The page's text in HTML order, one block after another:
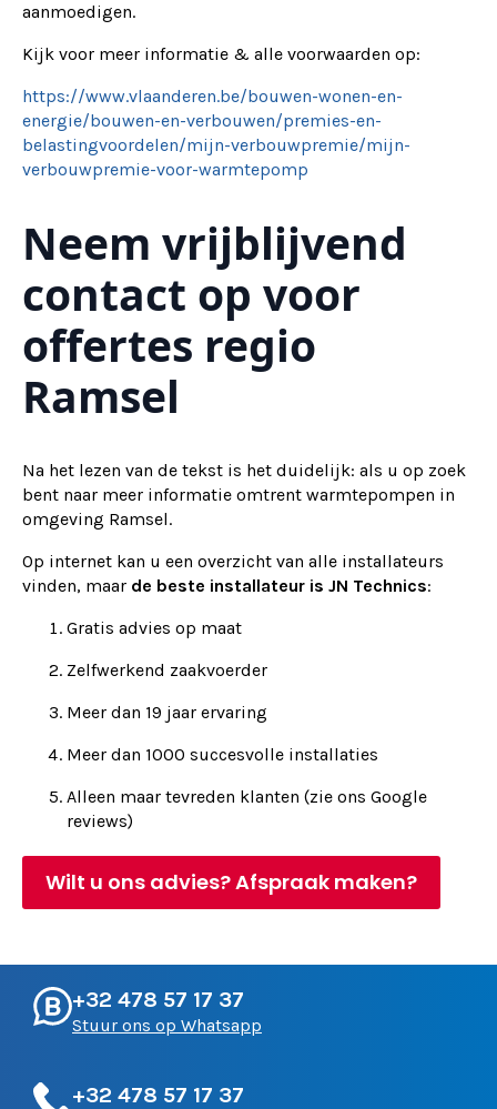
aanmoedigen.
Kijk voor meer informatie & alle voorwaarden op:
https://www.vlaanderen.be/bouwen-wonen-en-
energie/bouwen-en-verbouwen/premies-en-
belastingvoordelen/mijn-verbouwpremie/mijn-
verbouwpremie-voor-warmtepomp
Neem vrijblijvend
contact op voor
offertes regio
Ramsel
Na het lezen van de tekst is het duidelijk: als u op zoek
bent naar meer informatie omtrent warmtepompen in
omgeving Ramsel.
Op internet kan u een overzicht van alle installateurs
vinden, maar de beste installateur is JN Technics:
Gratis advies op maat
Zelfwerkend zaakvoerder
Meer dan 19 jaar ervaring
Meer dan 1000 succesvolle installaties
Alleen maar tevreden klanten (zie ons Google
reviews)
Wilt u ons advies? Afspraak maken?
+32 478 57 17 37
Stuur ons op Whatsapp
+32 478 57 17 37